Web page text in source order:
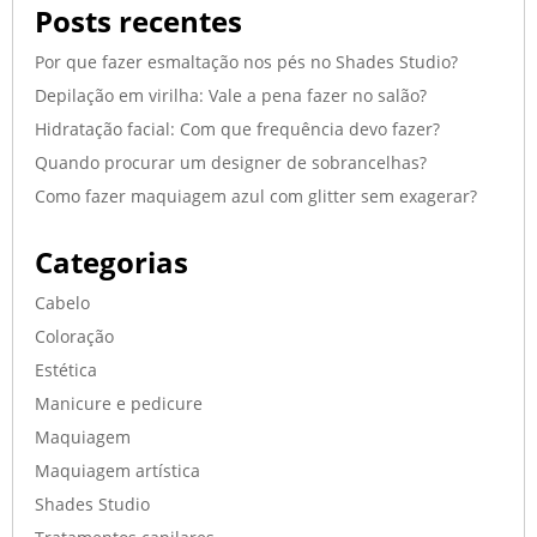
Posts recentes
Por que fazer esmaltação nos pés no Shades Studio?
Depilação em virilha: Vale a pena fazer no salão?
Hidratação facial: Com que frequência devo fazer?
Quando procurar um designer de sobrancelhas?
Como fazer maquiagem azul com glitter sem exagerar?
Categorias
Cabelo
Coloração
Estética
Manicure e pedicure
Maquiagem
Maquiagem artística
Shades Studio